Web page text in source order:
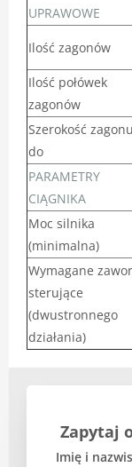
UPRAWOWE
Ilość zagonów
Ilość połówek
zagonów
Szerokość zagonu
do
PARAMETRY
CIĄGNIKA
Moc silnika
(minimalna)
Wymagane
sterujące
(dwustronnego
działania)
Zapytaj
Imię i